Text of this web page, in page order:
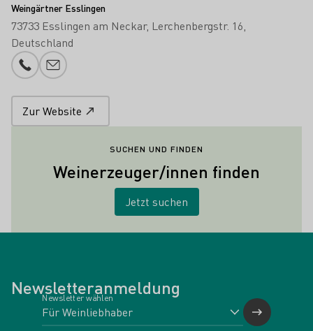
Weingärtner Esslingen
73733 Esslingen am Neckar Lerchenbergstr. 16
Deutschland
Telefonnummer
E-Mail-Adresse
Zur Website
SUCHEN UND FINDEN
Weinerzeuger/innen finden
Jetzt suchen
Newsletteranmeldung
Newsletter wählen